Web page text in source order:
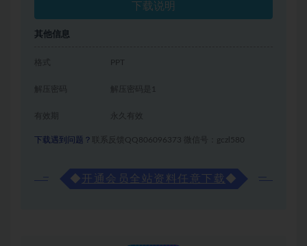
下载说明
其他信息
格式 PPT
解压密码是1
有效期 永久有效
下载遇到问题？ 联系反馈QQ806096373 微信号：gczl580
◆ 开通会员全站资料任意下载◆